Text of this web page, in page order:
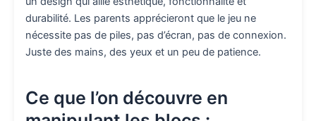
durabilité. Les parents apprécieront que le jeu ne
nécessite pas de piles, pas d’écran, pas de connexion.
Juste des mains, des yeux et un peu de patience.
Ce que l’on découvre en